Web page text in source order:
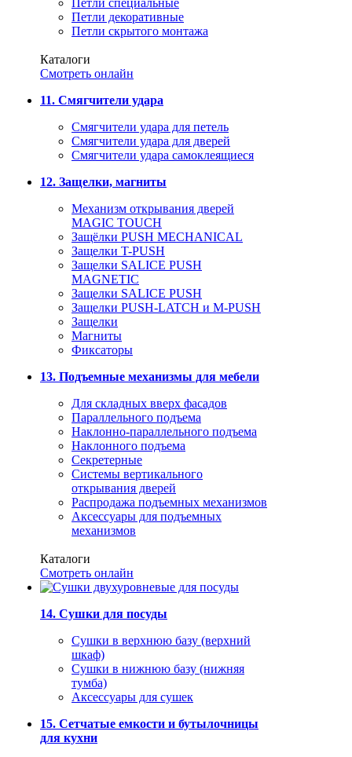
Петли специальные
Петли декоративные
Петли скрытого монтажа
Каталоги
Смотреть онлайн
11. Смягчители удара
Смягчители удара для петель
Смягчители удара для дверей
Cмягчители удара самоклеящиеся
12. Защелки, магниты
Механизм открывания дверей
MAGIC TOUCH
Защёлки PUSH MECHANICAL
Защелки T-PUSH
Защелки SALICE PUSH
MAGNETIC
Защелки SALICE PUSH
Защелки PUSH-LATCH и M-PUSH
Защелки
Магниты
Фиксаторы
13. Подъемные механизмы для мебели
Для складных вверх фасадов
Параллельного подъема
Наклонно-параллельного подъема
Наклонного подъема
Секретерные
Системы вертикального
открывания дверей
Распродажа подъемных механизмов
Аксессуары для подъемных
механизмов
Каталоги
Смотреть онлайн
14. Сушки для посуды
Сушки в верхнюю базу (верхний
шкаф)
Сушки в нижнюю базу (нижняя
тумба)
Аксессуары для сушек
15. Сетчатые емкости и бутылочницы
для кухни